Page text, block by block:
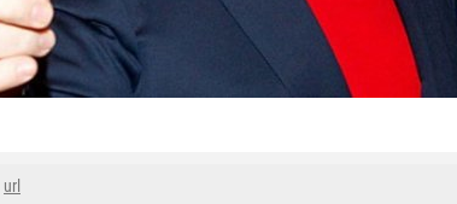
url